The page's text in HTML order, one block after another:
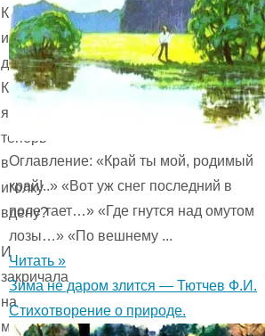
Куда
им
деться?
Как
я
теперь
в
иголку
вдену?
И
закричала
на
мальчика.
Оглавление: «Край ты мой, родимый
край!..» «Вот уж снег последний в
поле тает…» «Где гнутся над омутом
лозы…» «По вешнему ...
Читать »
Зима не даром злится — Тютчев Ф.И.
Стихотворение о природе.